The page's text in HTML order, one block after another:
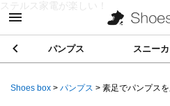
ステルス家電が楽しい！
パンプス スニー
Shoes box > パンプス > 素足でパンプス